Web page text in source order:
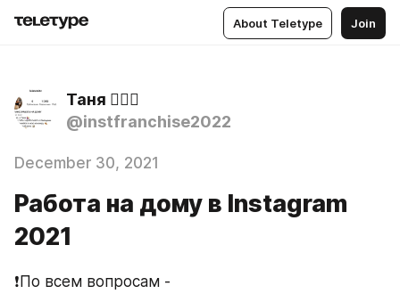
About Teletype Join
Таня 🙋🏼‍♀️
@instfranchise2022
December 30, 2021
Работа на дому в Instagram
2021
❗️По всем вопросам -